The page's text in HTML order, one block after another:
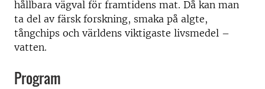
hållbara vägval för framtidens mat. Då kan man
ta del av färsk forskning, smaka på algte,
tångchips och världens viktigaste livsmedel –
vatten.
Program